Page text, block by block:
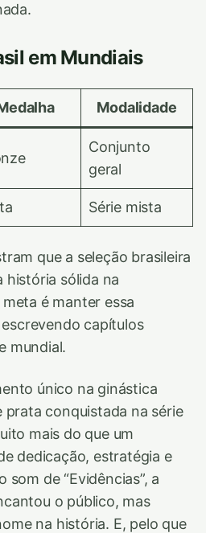
em Mundiais
Modalidade
Conjunto
geral
Série mista
que a seleção brasileira
história sólida na
é manter essa
capítulos
mundial.
único na ginástica
prata conquistada na série
mais do que um
dedicação, estratégia e
de “Evidências”, a
o público, mas
na história. E, pelo que